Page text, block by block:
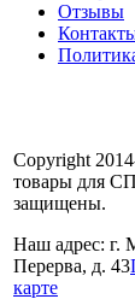
Отзывы
Copyright
товары для
защищены.
Наш адрес: г.
Перерва, д. 43
карте